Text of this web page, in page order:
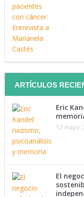
ARTÍCULOS
Eric
12 mayo,
El